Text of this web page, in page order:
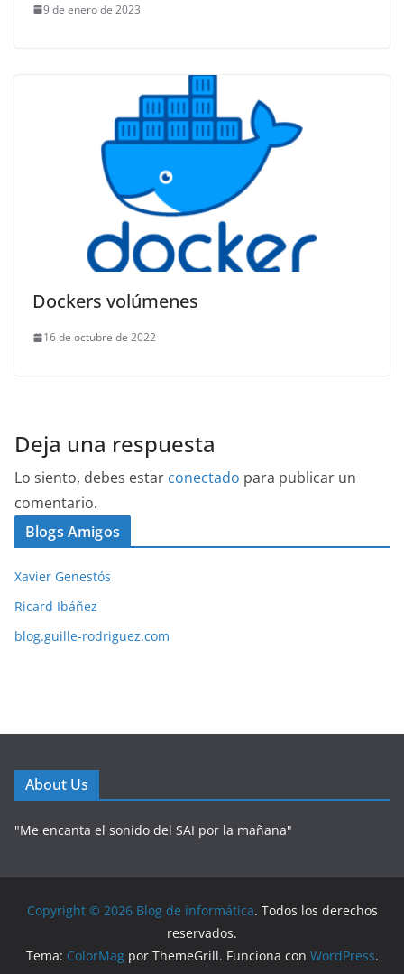
9 de enero de 2023
Dockers volúmenes
16 de octubre de 2022
Deja una respuesta
Lo siento, debes estar conectado para publicar un
comentario.
Blogs Amigos
Xavier Genestós
Ricard Ibáñez
blog.guille-rodriguez.com
About Us
"Me encanta el sonido del SAI por la mañana"
Copyright © 2026 Blog de informática. Todos los derechos
reservados.
Tema: ColorMagpor ThemeGrill. Funciona con WordPress.